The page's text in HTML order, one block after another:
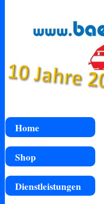
Home
Shop
Dienstleistungen